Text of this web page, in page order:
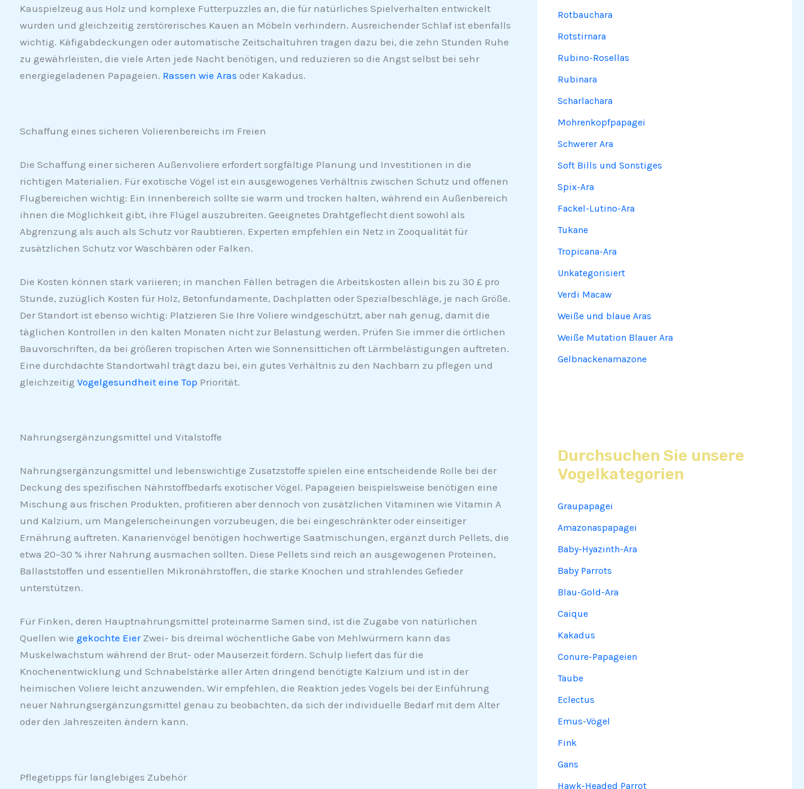
Kauspielzeug aus Holz und komplexe Futterpuzzles an, die für natürliches Spielverhalten entwickelt
wurden und gleichzeitig zerstörerisches Kauen an Möbeln verhindern. Ausreichender Schlaf ist ebenfalls
wichtig. Käfigabdeckungen oder automatische Zeitschaltuhren tragen dazu bei, die zehn Stunden Ruhe
zu gewährleisten, die viele Arten jede Nacht benötigen, und reduzieren so die Angst selbst bei sehr
energiegeladenen Papageien. Rassen wie Aras oder Kakadus.
Schaffung eines sicheren Volierenbereichs im Freien
Die Schaffung einer sicheren Außenvoliere erfordert sorgfältige Planung und Investitionen in die
richtigen Materialien. Für exotische Vögel ist ein ausgewogenes Verhältnis zwischen Schutz und offenen
Flugbereichen wichtig: Ein Innenbereich sollte sie warm und trocken halten, während ein Außenbereich
ihnen die Möglichkeit gibt, ihre Flügel auszubreiten. Geeignetes Drahtgeflecht dient sowohl als
Abgrenzung als auch als Schutz vor Raubtieren. Experten empfehlen ein Netz in Zooqualität für
zusätzlichen Schutz vor Waschbären oder Falken.
Die Kosten können stark variieren; in manchen Fällen betragen die Arbeitskosten allein bis zu 30 £ pro
Stunde, zuzüglich Kosten für Holz, Betonfundamente, Dachplatten oder Spezialbeschläge, je nach Größe.
Der Standort ist ebenso wichtig: Platzieren Sie Ihre Voliere windgeschützt, aber nah genug, damit die
täglichen Kontrollen in den kalten Monaten nicht zur Belastung werden. Prüfen Sie immer die örtlichen
Bauvorschriften, da bei größeren tropischen Arten wie Sonnensittichen oft Lärmbelästigungen auftreten.
Eine durchdachte Standortwahl trägt dazu bei, ein gutes Verhältnis zu den Nachbarn zu pflegen und
gleichzeitig Vogelgesundheit eine Top Priorität.
Nahrungsergänzungsmittel und Vitalstoffe
Nahrungsergänzungsmittel und lebenswichtige Zusatzstoffe spielen eine entscheidende Rolle bei der
Deckung des spezifischen Nährstoffbedarfs exotischer Vögel. Papageien beispielsweise benötigen eine
Mischung aus frischen Produkten, profitieren aber dennoch von zusätzlichen Vitaminen wie Vitamin A
und Kalzium, um Mangelerscheinungen vorzubeugen, die bei eingeschränkter oder einseitiger
Ernährung auftreten. Kanarienvögel benötigen hochwertige Saatmischungen, ergänzt durch Pellets, die
etwa 20–30 % ihrer Nahrung ausmachen sollten. Diese Pellets sind reich an ausgewogenen Proteinen,
Ballaststoffen und essentiellen Mikronährstoffen, die starke Knochen und strahlendes Gefieder
unterstützen.
Für Finken, deren Hauptnahrungsmittel proteinarme Samen sind, ist die Zugabe von natürlichen
Quellen wie gekochte EierZwei- bis dreimal wöchentliche Gabe von Mehlwürmern kann das
Muskelwachstum während der Brut- oder Mauserzeit fördern. Schulp liefert das für die
Knochenentwicklung und Schnabelstärke aller Arten dringend benötigte Kalzium und ist in der
heimischen Voliere leicht anzuwenden. Wir empfehlen, die Reaktion jedes Vogels bei der Einführung
neuer Nahrungsergänzungsmittel genau zu beobachten, da sich der individuelle Bedarf mit dem Alter
oder den Jahreszeiten ändern kann.
Pflegetipps für langlebiges Zubehör
Rotbauchara
Rotstirnara
Rubino-Rosellas
Rubinara
Scharlachara
Mohrenkopfpapagei
Schwerer Ara
Soft Bills und Sonstiges
Spix-Ara
Fackel-Lutino-Ara
Tukane
Tropicana-Ara
Unkategorisiert
Verdi Macaw
Weiße und blaue Aras
Weiße Mutation Blauer Ara
Gelbnackenamazone
Durchsuchen Sie unsere
Vogelkategorien
Graupapagei
Amazonaspapagei
Baby-Hyazinth-Ara
Baby Parrots
Blau-Gold-Ara
Caique
Kakadus
Conure-Papageien
Taube
Eclectus
Emus-Vögel
Fink
Gans
Hawk-Headed Parrot